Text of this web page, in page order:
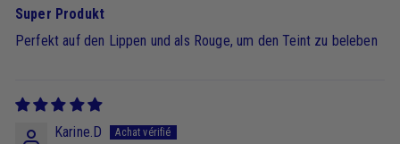
Super Produkt
Perfekt auf den Lippen und als Rouge, um den Teint zu beleben
Karine.D